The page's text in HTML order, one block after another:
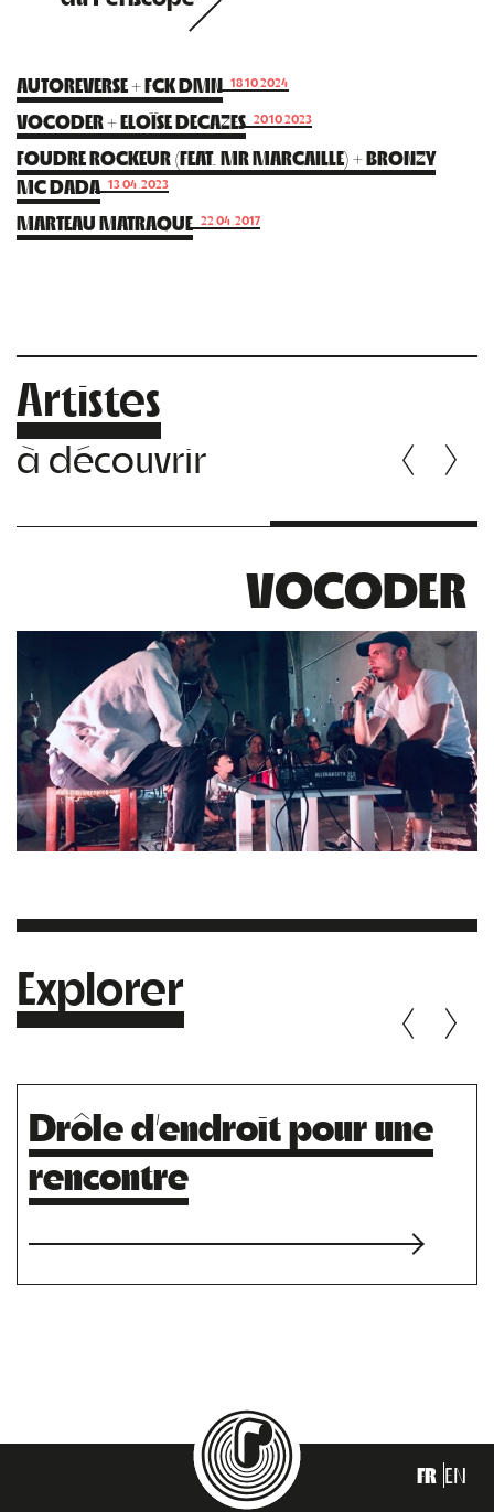
AUTOREVERSE + FCK DMN 18.10.2024
VOCODER + ELOÏSE DECAZES 20.10.2023
FOUDRE ROCKEUR (FEAT. MR MARCAILLE) + BRONZY
MC DADA 13.04.2023
MARTEAU MATRAQUE 22.04.2017
Artistes
à découvrir
VOCODER
Explorer
Drôle d’endroit pour une
rencontre
FR EN